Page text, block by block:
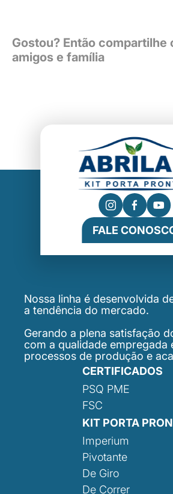
Gostou? Então compartilhe
amigos e família
FALE
Nossa linha é desenvolvida
a tendência do mercado.
Gerando a plena satisfação
com a qualidade empregada
processos de produção e
CERTIFICADOS
PSQ PME
FSC
KIT PORTA
Imperium
Pivotante
De Giro
De Correr